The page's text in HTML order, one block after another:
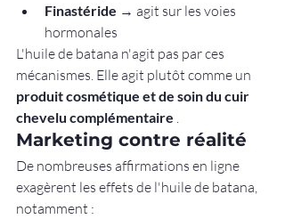
Finastéride → agit sur les voies
hormonales
L'huile de batana n'agit pas par ces
mécanismes. Elle agit plutôt comme un
produit cosmétique et de soin du cuir
chevelu complémentaire .
Marketing contre réalité
De nombreuses affirmations en ligne
exagèrent les effets de l'huile de batana,
notamment :